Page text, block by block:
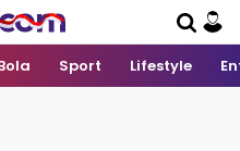
Sport Lifestyle